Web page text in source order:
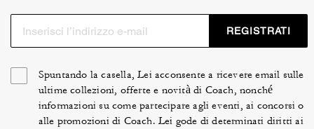
REGISTRATI
Spuntando la casella, Lei acconsente a ricevere email sulle
ultime collezioni, offerte e novità di Coach, nonché
informazioni su come partecipare agli eventi, ai concorsi o
alle promozioni di Coach. Lei gode di determinati diritti ai